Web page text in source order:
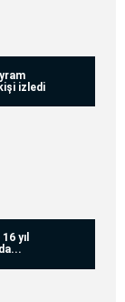
izledi
yıl